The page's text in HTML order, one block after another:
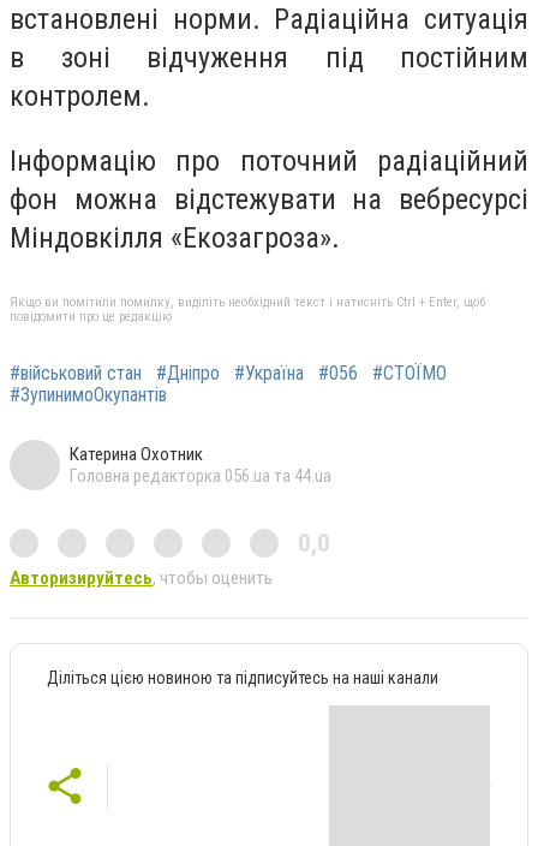
встановлені норми. Радіаційна ситуація
в зоні відчуження під постійним
контролем.
Інформацію про поточний радіаційний
фон можна відстежувати на вебресурсі
Міндовкілля «Екозагроза».
Якщо ви помітили помилку, виділіть необхідний текст і натисніть Ctrl + Enter, щоб
повідомити про це редакцію
#військовий стан #Дніпро #Україна #056
#СТОЇМО
#ЗупинимоОкупантів
Катерина Охотник
Головна редакторка 056.ua та 44.ua
0,0
Авторизируйтесь, чтобы оценить
Діліться цією новиною та підписуйтесь на наші канали